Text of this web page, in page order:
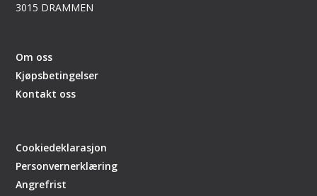
3015 DRAMMEN
Om oss
Kjøpsbetingelser
Kontakt oss
Cookiedeklarasjon
Personvernerklæring
Angrefrist